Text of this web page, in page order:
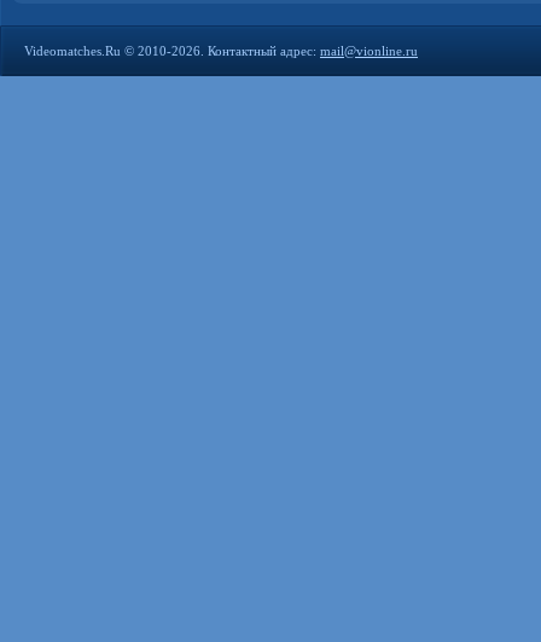
Videomatches.Ru © 2010-2026. Контактный адрес: mail@vionline.ru